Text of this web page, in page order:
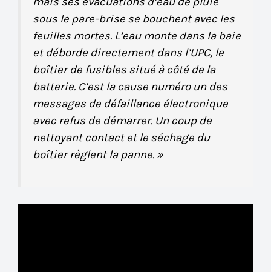
sous le pare-brise se bouchent avec les
feuilles mortes. L’eau monte dans la baie
et déborde directement dans l’UPC, le
boîtier de fusibles situé à côté de la
batterie. C’est la cause numéro un des
messages de défaillance électronique
avec refus de démarrer. Un coup de
nettoyant contact et le séchage du
boîtier règlent la panne. »